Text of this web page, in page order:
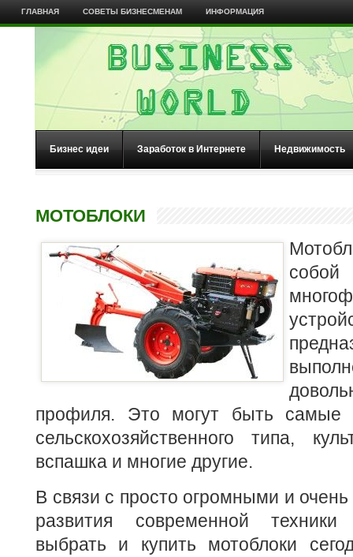
ГЛАВНАЯ СОВЕТЫ БИЗНЕСМЕНАМ ИНФОРМАЦИЯ
Бизнес идеи Заработок в Интернете Недвижимость
МОТОБЛОКИ
собой
профиля. Это могут быть самые
сельскохозяйственного типа,
вспашка и многие другие.
В связи с просто огромными и
развития современной техники
выбрать и купить мотоблоки